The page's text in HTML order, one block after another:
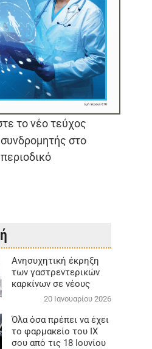
το νέο τεύχος
συνδρομητής στο
περιοδικό
Aνησυχητική έκρηξη
των γαστρεντερικών
καρκίνων σε νέους
20 Ιανουαρίου 2026
Όλα όσα πρέπει να έχει
το φαρμακείο του ΙΧ
σου από τις 18 Ιουνίου